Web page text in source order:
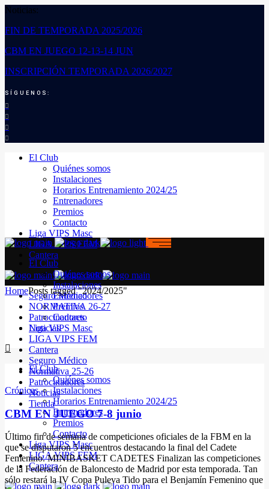
Noticias:
FIN DE TEMPORADA 2025/2026
CBM EN JUEGO 12-13-14 JUN
INSCRIPCIÓN TEMPORADA 2026/2027
SÍGUENOS:
El Club
Quiénes somos
Instalaciones
Horarios Entrenamiento 2024/25
Entrenadores
Premios
Contacto
Liga VIPS Masc
LIGA VIPS FEM
Cantera
Seguro Médico
NORMATIVA 26-27
Patrocinadores
Noticias
El Club
Quiénes somos
Instalaciones
Horarios Entrenamiento 2024/25
Entrenadores
Premios
Contacto
Liga VIPS Masc
LIGA VIPS FEM
Cantera
El Club
Quiénes somos
Instalaciones
Entrenadores
Premios
Contacto
Liga VIPS Masc
LIGA VIPS FEM
Cantera
Seguro Médico
Normativa 25-26
Patrocinadores
Noticias
Tienda
HomePosts tagged "2024/2025"
Crónicas
CBM EN JUEGO 7-8 junio
Último fin de semana de competiciones oficiales de la FBM en la
que se disputaron 5 encuentros destacando la final del Cadete
Femenino. MINIBASKET CADETES Finalizan las competiciones
de la Federación de Baloncesto de Madrid por esta temporada. Tan
sólo restará la IV Copa Puleva Tido para el Benjamín Femenino que